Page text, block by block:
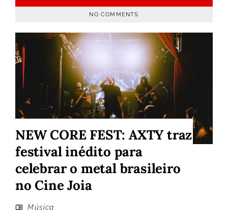
NO COMMENTS
NEW CORE FEST: AXTY traz
festival inédito para
celebrar o metal brasileiro
no Cine Joia
Música